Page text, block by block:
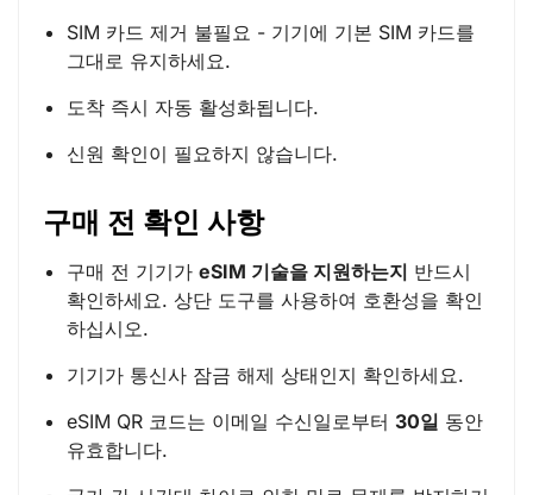
SIM 카드 제거 불필요 - 기기에 기본 SIM 카드를
그대로 유지하세요.
도착 즉시 자동 활성화됩니다.
신원 확인이 필요하지 않습니다.
구매 전 확인 사항
구매 전 기기가 eSIM 기술을 지원하는지 반드시
확인하세요. 상단 도구를 사용하여 호환성을 확인
하십시오.
기기가 통신사 잠금 해제 상태인지 확인하세요.
eSIM QR 코드는 이메일 수신일로부터 30일 동안
유효합니다.